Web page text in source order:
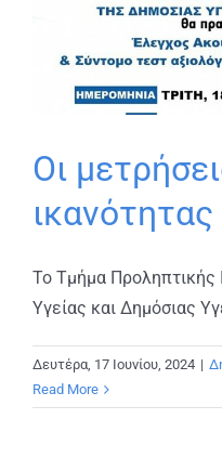
Οι
Το Τμήμα Προληπτικής
Υγείας και Δημόσιας
Δευτέρα, 17 Ιουνίου, 2024 |
Read More